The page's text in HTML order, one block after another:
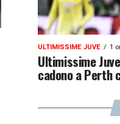
ULTIMISSIME JUVE 1
Ultimissime
cadono a Perth